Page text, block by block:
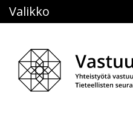
Main navigation
Valikko